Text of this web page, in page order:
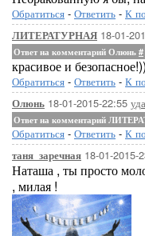
Обратиться - Ответить - К
ЛИТЕРАТУРНАЯ 18-01-
Ответ на комментарий Олюнь #
красивое и
Обратиться - Ответить - К
Олюнь 18-01-2015-22:55
Ответ на комментарий
Обратиться - Ответить - К
таня_заречная 18-01-2015-
Наташа , ты просто
, милая !